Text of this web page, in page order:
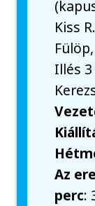
Kiss
Illés
Az
perc: